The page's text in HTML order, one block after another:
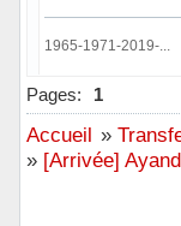
1965-1971-2019-...
Hors ligne
Pages: 1
Accueil »
» [Arrivée]